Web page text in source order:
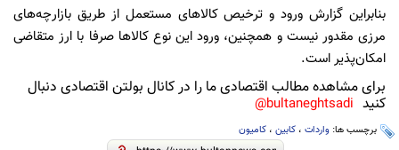
بنابراین گزارش ورود و ترخیص کالاهای مستعمل از طریق بازارچه‌های
مرزی مقدور نیست و همچنین، ورود این نوع کالاها صرفا با ارز متقاضی
امکان‌پذیر است.
برای مشاهده مطالب اقتصادی ما را در کانال بولتن اقتصادی دنبال
کنید bultaneghtsadi@
برچسب ها: واردات ، کابین ، کامیون